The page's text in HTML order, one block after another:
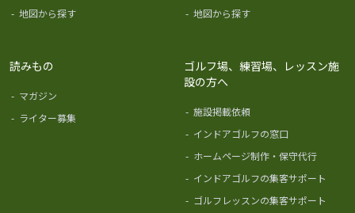
- 地図から探す
- 地図から探す
読みもの
- マガジン
- ライター募集
ゴルフ場、練習場、レッスン施
設の方へ
- 施設掲載依頼
- インドアゴルフの窓口
- ホームページ制作・保守代行
- インドアゴルフの集客サポート
- ゴルフレッスンの集客サポート